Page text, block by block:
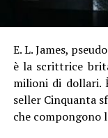
E. L. James,
è la scrittrice
milioni di dollari.
seller Cinquanta
che compongono